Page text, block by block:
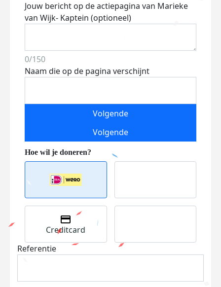
Jouw bericht op de actiepagina van Marieke
van Wijk- Kaptein (optioneel)
0/150
Naam die op de pagina verschijnt
Volgende
Volgende
Creditcard
Referentie